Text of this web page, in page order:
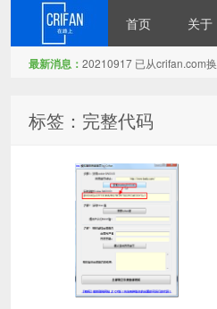
首页 关于
最新消息： 20210917 已从crifan.com
标签：完整代码